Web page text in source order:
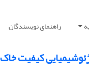
راهنمای نویسندگان
کیفیت